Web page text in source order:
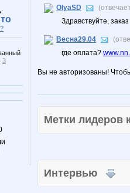
?
3
OlyaSD
Здравствуйте,
Весна29.04
где оплата?
Вы не авторизованы!
Метки
Интервью